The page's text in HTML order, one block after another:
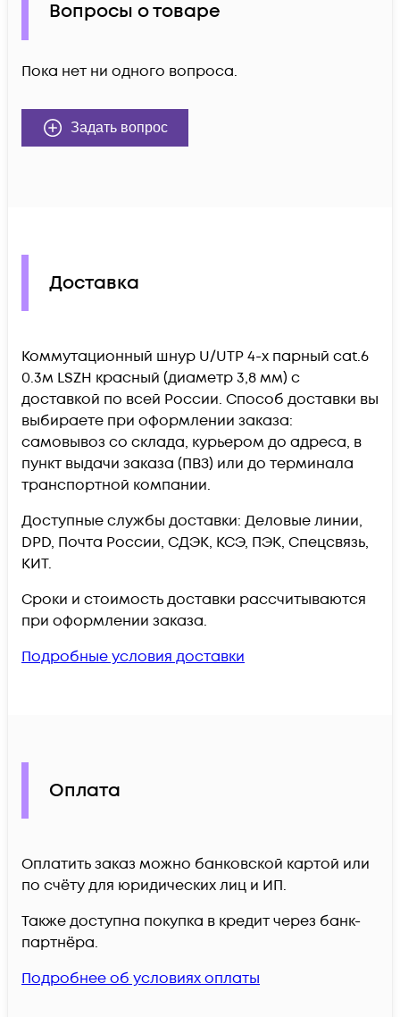
Вопросы о товаре
Пока нет ни одного вопроса.
Задать вопрос
Доставка
Коммутационный шнур U/UTP 4-х парный cat.6
0.3м LSZH красный (диаметр 3,8 мм) c
доставкой по всей России. Способ доставки вы
выбираете при оформлении заказа:
самовывоз со склада, курьером до адреса, в
пункт выдачи заказа (ПВЗ) или до терминала
транспортной компании.
Доступные службы доставки: Деловые линии,
DPD, Почта России, СДЭК, КСЭ, ПЭК, Спецсвязь,
КИТ.
Сроки и стоимость доставки рассчитываются
при оформлении заказа.
Подробные условия доставки
Оплата
Оплатить заказ можно банковской картой или
по счёту для юридических лиц и ИП.
Также доступна покупка в кредит через банк-
партнёра.
Подробнее об условиях оплаты